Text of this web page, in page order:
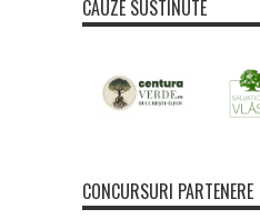
CAUZE SUSTINUTE
CONCURSURI PARTENERE